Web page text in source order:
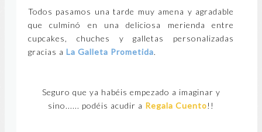
Todos pasamos una tarde muy amena y agradable
que culminó en una deliciosa merienda entre
cupcakes, chuches y galletas personalizadas
gracias a La Galleta Prometida.
Seguro que ya habéis empezado a imaginar y
sino...... podéis acudir a Regala Cuento!!